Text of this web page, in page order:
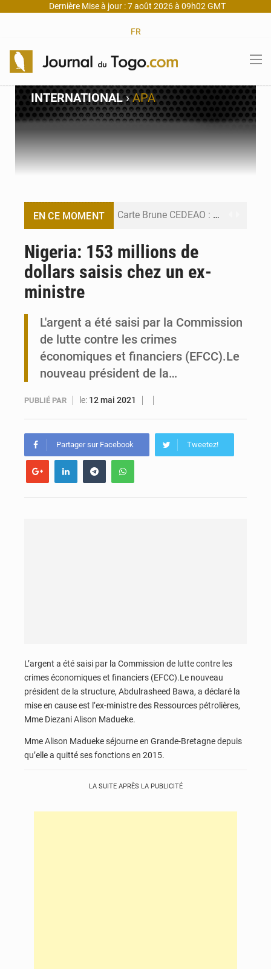
Dernière Mise à jour : 7 août 2026 à 09h02 GMT
FR
INTERNATIONAL›APA
EN CE MOMENT Carte Brune CEDEAO : Lomé mise sur la digitalisation des sinistres
Maurice : Démission de la ministre Véronique Leu-Govind
Nigeria: 153 millions de
dollars saisis chez un ex-
ministre
L'argent a été saisi par la Commission
de lutte contre les crimes
économiques et financiers (EFCC).Le
nouveau président de la…
PUBLIÉ PAR le: 12 mai 2021
Partager sur Facebook Tweetez!
L’argent a été saisi par la Commission de lutte contre les
crimes économiques et financiers (EFCC).Le nouveau
président de la structure, Abdulrasheed Bawa, a déclaré la
mise en cause est l’ex-ministre des Ressources pétrolières,
Mme Diezani Alison Madueke.
Mme Alison Madueke séjourne en Grande-Bretagne depuis
qu’elle a quitté ses fonctions en 2015.
LA SUITE APRÈS LA PUBLICITÉ